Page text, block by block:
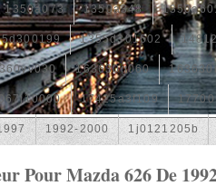
1350a073 1350a348
1355d301602
163630g060
17425a3f109
1992-2000 1j0121205b
Pour Mazda 626 De